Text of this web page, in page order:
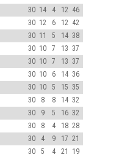
30 14 4 12 46
30 12 6 12 42
30 11 5 14 38
30 10 7 13 37
30 10 7 13 37
30 10 6 14 36
30 10 5 15 35
30 8 8 14 32
30 9 5 16 32
30 8 4 18 28
30 4 9 17 21
30 5 4 21 19